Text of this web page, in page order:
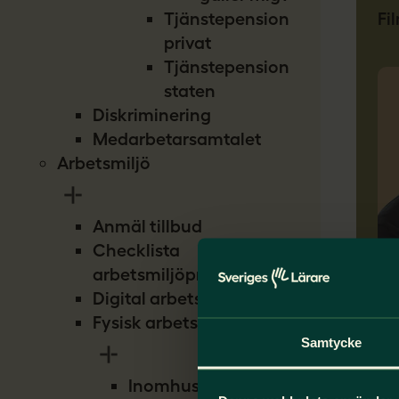
Samtycke
Tjänstepension
privat
Tjänstepension
staten
Diskriminering
Medarbetarsamtalet
Arbetsmiljö
Anmäl tillbud
Checklista
arbetsmiljöproblem
Digital arbetsmiljö
Fysisk arbetsmiljö
Inomhusmiljö